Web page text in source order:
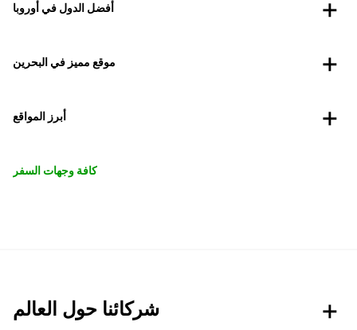
أفضل الدول في أوروبا
موقع مميز في البحرين
أبرز المواقع
كافة وجهات السفر
شركائنا حول العالم